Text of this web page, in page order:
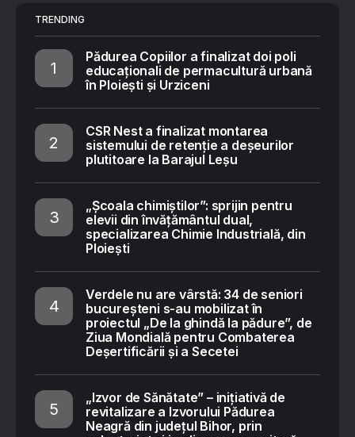
TRENDING
Pădurea Copiilor a finalizat doi poli
educaționali de permacultură urbană
în Ploiești și Urziceni
CSR Nest a finalizat montarea
sistemului de retenție a deșeurilor
plutitoare la Barajul Leșu
„Școala chimiștilor”: sprijin pentru
elevii din învățământul dual,
specializarea Chimie Industrială, din
Ploiești
Verdele nu are vârstă: 34 de seniori
bucureșteni s-au mobilizat în
proiectul „De la ghindă la pădure”, de
Ziua Mondială pentru Combaterea
Deșertificării și a Secetei
„Izvor de Sănătate” – inițiativă de
revitalizare a Izvorului Pădurea
Neagră din județul Bihor, prin